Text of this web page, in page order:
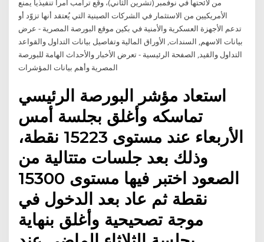
من لائحتها في نوفمبر (تشرين الثاني)، وقّع ترامب أمراً تنفيذياً يمنع
الأمريكيين من الاستثمار في الشركات الصينية التي يُعتقد أنها تزوّد أو
تدعم الأجهزة العسكرية والأمنية في بكين موقع البورصة المصرية - عرض
بيانات الاسهم, السندات, الأوراق المالية وتفاصيل بيانات التداول والقواعد
التداول والقيد, الصفحة الرئيسية - تعرض الأخبار والأحداث الهامة للبورصة
المصرية وأهم بيانات المؤشرات
استعاد مؤشر البورصة الرئيسي
تماسكه وأغلق بجلسة أمس
الأربعاء عند مستوى 15223 نقطة،
وذلك بعد جلسات متتالية من
الصعود اختبر فيها مستوى 15300
نقطة ثم عاد بعد الدخول في
موجة تصحيحية وأغلق بنهاية